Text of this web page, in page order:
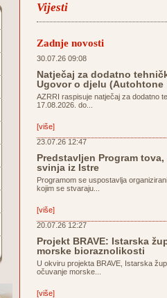
Vijesti
Zadnje novosti
30.07.26 09:08
Natječaj za dodatno
Ugovor o djelu (Autohtone
AZRRI raspisuje natječaj za dodatno
17.08.2026. do...
[više]
23.07.26 12:47
Predstavljen Program
svinja iz Istre
Programom se uspostavlja
kojim se stvaraju...
[više]
20.07.26 12:27
Projekt BRAVE: Istarska
morske bioraznolikosti
U okviru projekta BRAVE, Istarska
očuvanje morske...
[više]